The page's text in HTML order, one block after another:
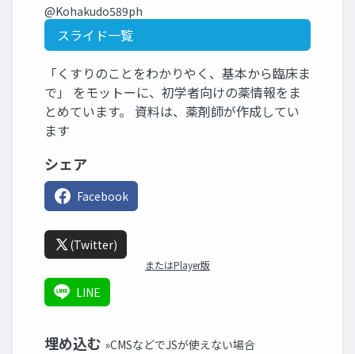
@Kohakudo589ph
スライド一覧
「くすりのことをわかりやく、基本から臨床ま
で」 をモットーに、初学者向けの薬情報をま
とめています。 資料は、薬剤師が作成してい
ます
シェア
Facebook
(Twitter)
またはPlayer版
LINE
埋め込む »CMSなどでJSが使えない場合